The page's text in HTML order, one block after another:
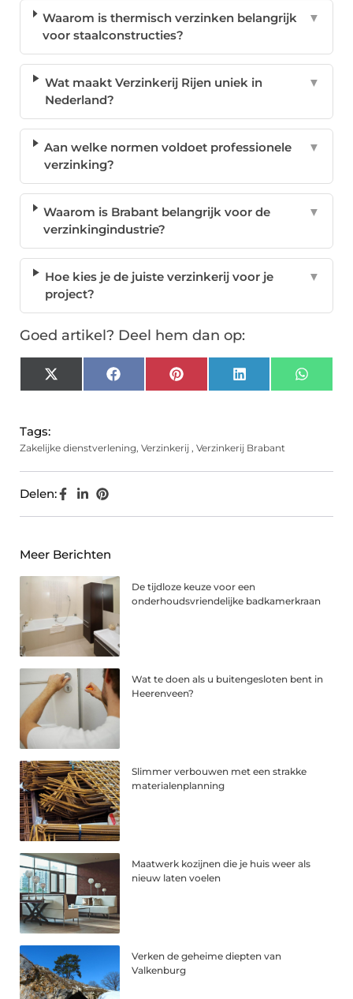
Waarom is thermisch verzinken belangrijk
voor staalconstructies?
▼
Wat maakt Verzinkerij Rijen uniek in
Nederland?
▼
Aan welke normen voldoet professionele
verzinking?
▼
Waarom is Brabant belangrijk voor de
verzinkingindustrie?
▼
Hoe kies je de juiste verzinkerij voor je
project?
▼
Goed artikel? Deel hem dan op:
X
(Twitter)
FacebookPinterest LinkedIn
Tags:
Zakelijke dienstverlening, Verzinkerij , Verzinkerij Brabant
Delen:
Meer Berichten
De tijdloze keuze voor een
onderhoudsvriendelijke badkamerkraan
Wat te doen als u buitengesloten bent in
Heerenveen?
Slimmer verbouwen met een strakke
materialenplanning
Maatwerk kozijnen die je huis weer als
nieuw laten voelen
Verken de geheime diepten van
Valkenburg